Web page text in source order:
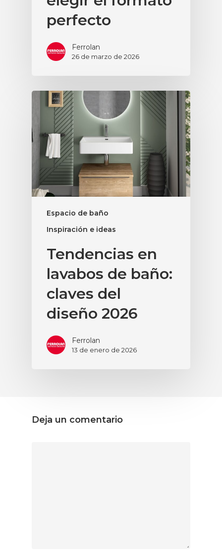
perfecto
Ferrolan
26 de marzo de 2026
Espacio de baño
Inspiración e ideas
Tendencias en
lavabos de baño:
claves del
diseño 2026
Ferrolan
13 de enero de 2026
Deja un comentario